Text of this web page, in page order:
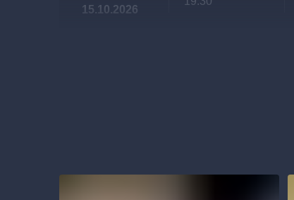
15.10.2026